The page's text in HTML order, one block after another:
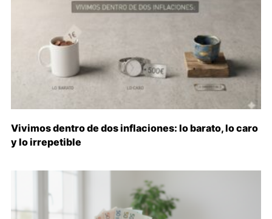
Vivimos dentro de dos inflaciones: lo barato, lo caro
y lo irrepetible